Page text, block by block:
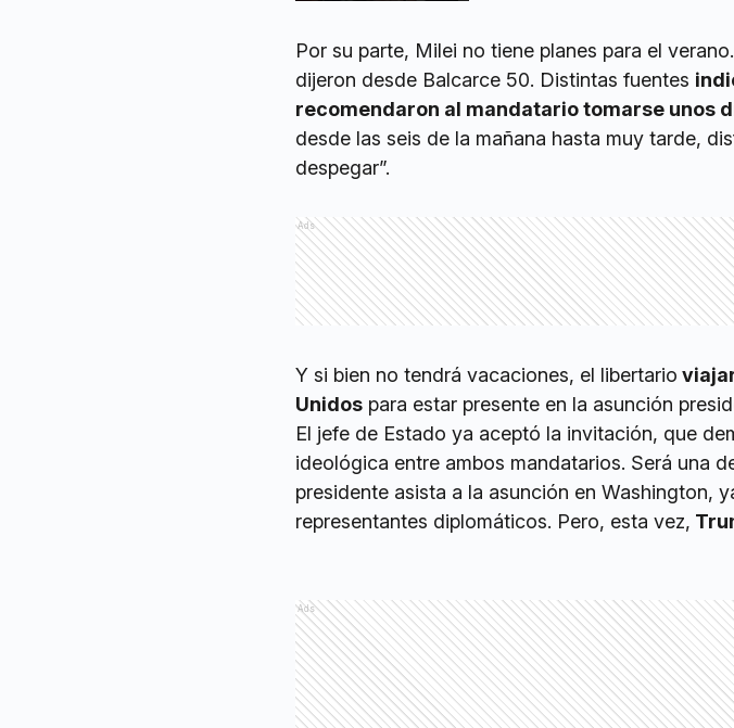
Por su parte, Milei no tiene planes para el
dijeron desde Balcarce 50. Distintas fuentes
recomendaron al mandatario tomarse unos
desde las seis de la mañana hasta muy tarde,
despegar”.
Ads
Y si bien no tendrá vacaciones, el libertario
Unidos para estar presente en la asunción
El jefe de Estado ya aceptó la invitación, que
ideológica entre ambos mandatarios. Será una
presidente asista a la asunción en Washington,
representantes diplomáticos. Pero, esta vez,
Ads